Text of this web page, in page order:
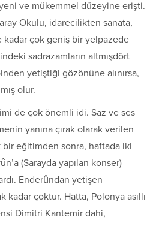
ve mükemmel düzeyine erişti.
Okulu, idarecilikten sanata,
çok geniş bir yelpazede
sadrazamların altmışdört
yetiştiği gözönüne alınırsa,
olur.
de çok önemli idi. Saz ve ses
yanına çırak olarak verilen
bir eğitimden sonra, haftada iki
(Sarayda yapılan konser)
Enderûndan yetişen
kadar çoktur. Hatta, Polonya asıllı
Dimitri Kantemir dahi,